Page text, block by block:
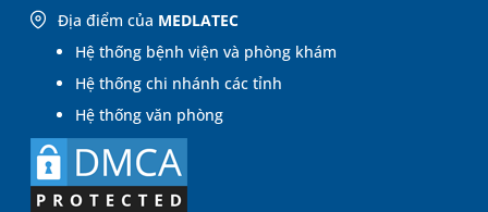
Địa điểm của MEDLATEC
Hệ thống bệnh viện và phòng khám
Hệ thống chi nhánh các tỉnh
Hệ thống văn phòng